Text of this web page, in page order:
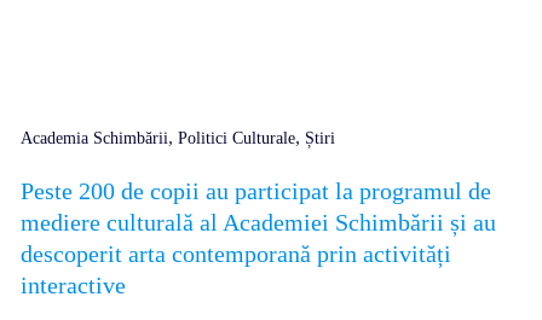
Academia Schimbării, Politici Culturale, Știri
Peste 200 de copii au participat la programul de
mediere culturală al Academiei Schimbării și au
descoperit arta contemporană prin activități
interactive